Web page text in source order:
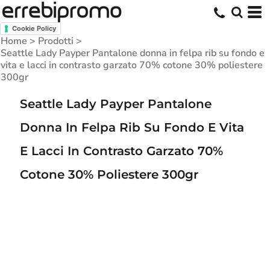
Cookie Policy
Home > Prodotti >
Seattle Lady Payper Pantalone donna in felpa rib su fondo e
vita e lacci in contrasto garzato 70% cotone 30% poliestere
300gr
Seattle Lady Payper Pantalone
Donna In Felpa Rib Su Fondo E Vita
E Lacci In Contrasto Garzato 70%
Cotone 30% Poliestere 300gr